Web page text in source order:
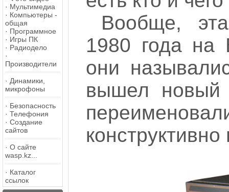
· Мультимедиа
· Компьютеры -
общая
· Программное
· Игры ПК
· Радиодело
·
Производители
· Динамики,
микрофоны
· Безопасность
· Телефония
· Создание
сайтов
· О сайте
wasp.kz...
· Каталог
ссылок
Вообще,
1980 года на
они
вышел